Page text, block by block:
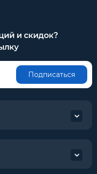
и скидок?
Подписаться